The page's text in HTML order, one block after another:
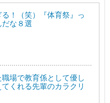
！（笑）『体育祭』っ
な８選
場で教育係として優し
てくれる先輩のカラクリ